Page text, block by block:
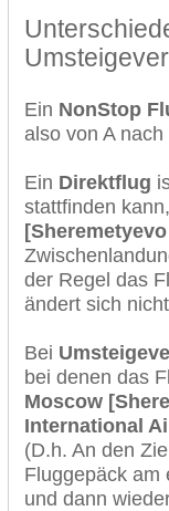
Ein NonStop
also von A nach
Ein Direktflug
stattfinden
der Regel das
ändert sich
Bei
bei denen das
Moscow
International
(D.h. An den
Fluggepäck am
und dann